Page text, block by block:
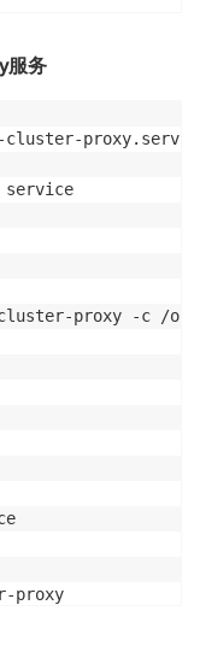
-c /opt/
服务
cluster-
service
proxy -c /opt/
proxy